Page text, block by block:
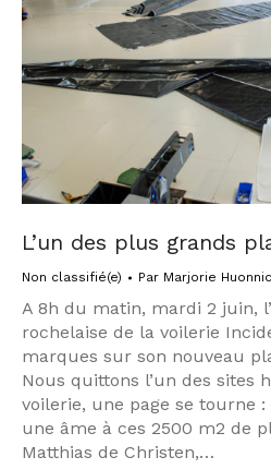
L’un des plus grands
Non classifié(e) Par Marjorie Huonnic
A 8h du matin, mardi 2 juin,
rochelaise de la voilerie
marques sur son nouveau
Nous quittons l’un des sites
voilerie, une page se tourne
une âme à ces 2500 m2 de
Matthias de Christen,…